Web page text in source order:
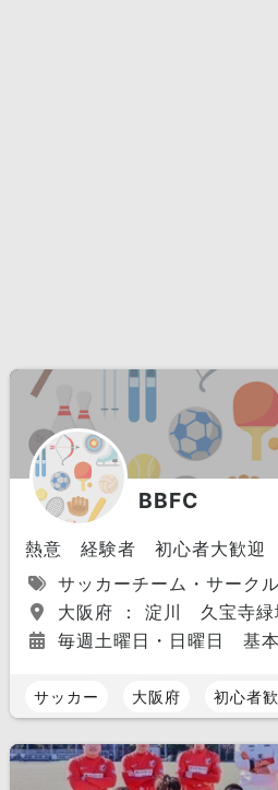
BBFC
熱意 経験者 初心者大歓迎
サッカーチーム・サークル
大阪府 ： 淀川 久宝寺緑
毎週土曜日・日曜日 基
サッカー 大阪府 初心者